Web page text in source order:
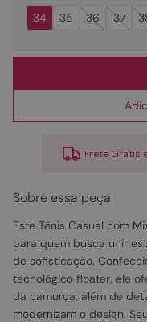
34
35 36 37
Frete Grátis
Sobre essa peça
Este Tênis Casual com
para quem busca unir
de sofisticação.
tecnológico floater, ele
da camurça, além de
modernizam o design.
sapatilha